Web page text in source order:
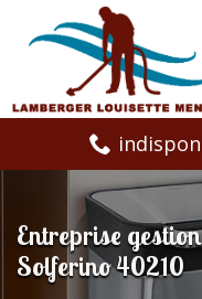
Entreprise
Solferino 40210